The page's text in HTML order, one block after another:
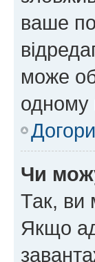
ваше
може
одному
Догори
Чи
Так, ви
Якщо